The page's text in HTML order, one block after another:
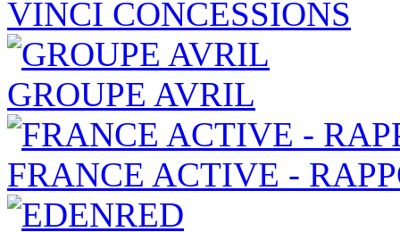
VINCI CONCESSIONS
GROUPE AVRIL
FRANCE ACTIVE -